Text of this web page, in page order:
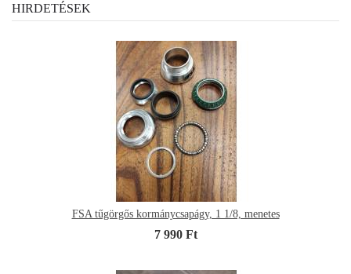
HIRDETÉSEK
FSA tűgörgős kormánycsapágy, 1 1/8, menetes
7 990 Ft